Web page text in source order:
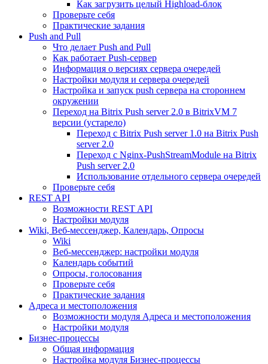
Как загрузить целый Highload-блок
Проверьте себя
Практические задания
Push and Pull
Что делает Push and Pull
Как работает Push-сервер
Информация о версиях сервера очередей
Настройки модуля и сервера очередей
Настройка и запуск push сервера на стороннем
окружении
Переход на Bitrix Push server 2.0 в BitrixVM 7
версии (устарело)
Переход с Bitrix Push server 1.0 на Bitrix Push
server 2.0
Переход с Nginx-PushStreamModule на Bitrix
Push server 2.0
Использование отдельного сервера очередей
Проверьте себя
REST API
Возможности REST API
Настройки модуля
Wiki, Веб-мессенджер, Календарь, Опросы
Wiki
Веб-мессенджер: настройки модуля
Календарь событий
Опросы, голосования
Проверьте себя
Практические задания
Адреса и местоположения
Возможности модуля Адреса и местоположения
Настройки модуля
Бизнес-процессы
Общая информация
Настройка модуля Бизнес-процессы